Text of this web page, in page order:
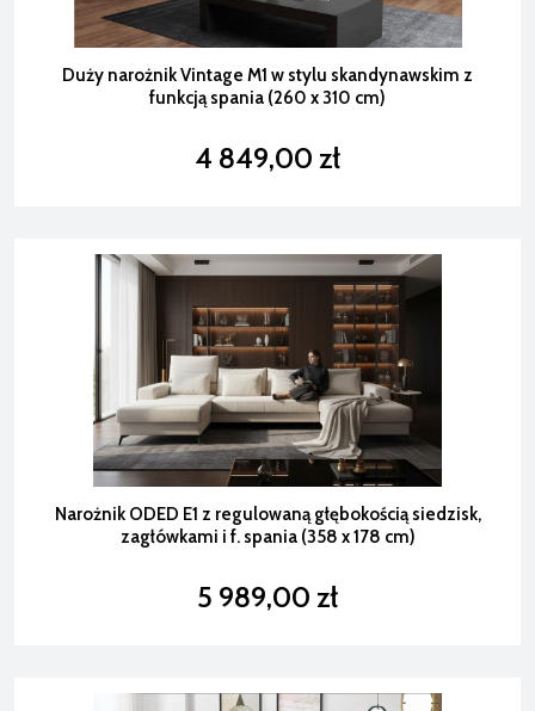
Duży narożnik Vintage M1 w stylu skandynawskim z
funkcją spania (260 x 310 cm)
4 849,00 zł
Narożnik ODED E1 z regulowaną głębokością siedzisk,
zagłówkami i f. spania (358 x 178 cm)
5 989,00 zł